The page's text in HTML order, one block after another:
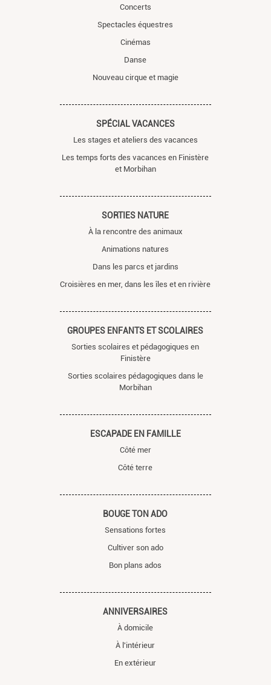
Concerts
Spectacles équestres
Cinémas
Danse
Nouveau cirque et magie
SPÉCIAL VACANCES
Les stages et ateliers des vacances
Les temps forts des vacances en Finistère
et Morbihan
SORTIES NATURE
À la rencontre des animaux
Animations natures
Dans les parcs et jardins
Croisières en mer, dans les îles et en rivière
GROUPES ENFANTS ET SCOLAIRES
Sorties scolaires et pédagogiques en
Finistère
Sorties scolaires pédagogiques dans le
Morbihan
ESCAPADE EN FAMILLE
Côté mer
Côté terre
BOUGE TON ADO
Sensations fortes
Cultiver son ado
Bon plans ados
ANNIVERSAIRES
À domicile
À l'intérieur
En extérieur